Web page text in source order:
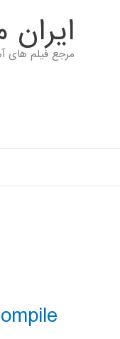
مرجع فیلم های